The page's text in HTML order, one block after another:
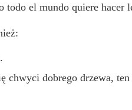
todo el mundo quiere hacer
chwyci dobrego drzewa,